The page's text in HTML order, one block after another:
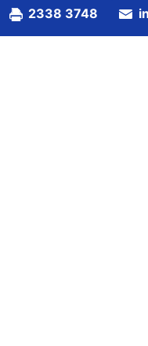
2338 3748